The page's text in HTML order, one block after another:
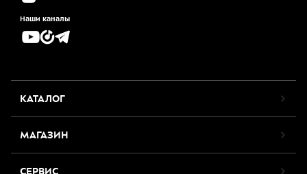
Наши каналы
КАТАЛОГ
МАГАЗИН
СЕРВИС